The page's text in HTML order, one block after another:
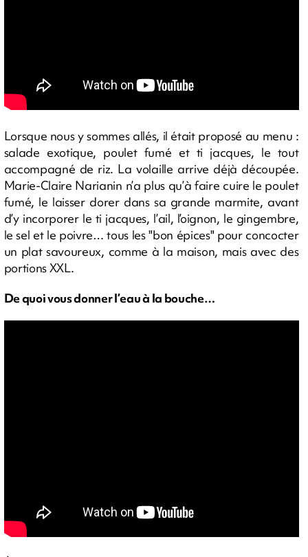
Lorsque nous y sommes allés, il était proposé au menu :
salade exotique, poulet fumé et ti jacques, le tout
accompagné de riz. La volaille arrive déjà découpée.
Marie-Claire Narianin n’a plus qu’à faire cuire le poulet
fumé, le laisser dorer dans sa grande marmite, avant
d’y incorporer le ti jacques, l’ail, l’oignon, le gingembre,
le sel et le poivre… tous les "bon épices" pour concocter
un plat savoureux, comme à la maison, mais avec des
portions XXL.
De quoi vous donner l’eau à la bouche…